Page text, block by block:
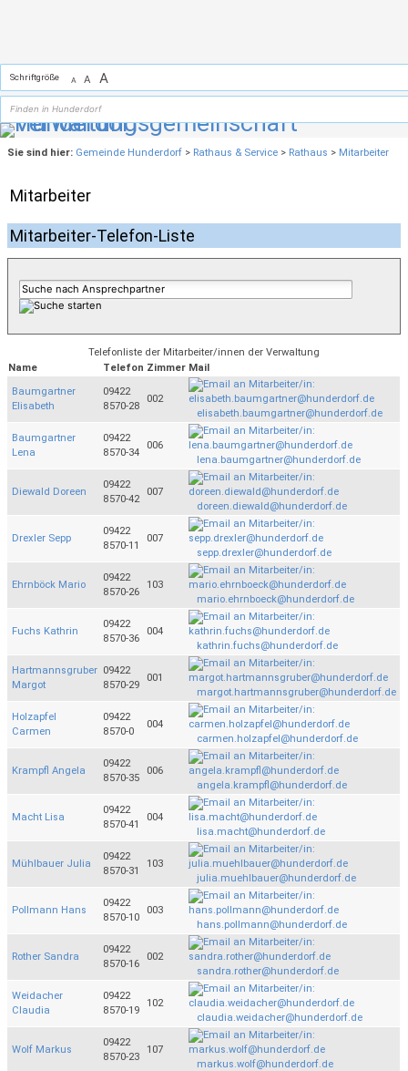
Schriftgröße A A A
Sie sind hier: Gemeinde Hunderdorf > Rathaus & Service > Rathaus > Mitarbeiter
Mitarbeiter
Mitarbeiter-Telefon-Liste
Telefonliste der Mitarbeiter/innen der Verwaltung
Name
Telefon Zimmer Mail
Baumgartner
Elisabeth
09422
8570-28
002
elisabeth.baumgartner@hunderdorf.de
Baumgartner
Lena
09422
8570-34
006
lena.baumgartner@hunderdorf.de
Diewald Doreen
09422
8570-42
007
doreen.diewald@hunderdorf.de
Drexler Sepp
09422
8570-11
007
sepp.drexler@hunderdorf.de
Ehrnböck Mario
09422
8570-26
103
mario.ehrnboeck@hunderdorf.de
Fuchs Kathrin
09422
8570-36
004
kathrin.fuchs@hunderdorf.de
Hartmannsgruber
Margot
09422
8570-29
001
margot.hartmannsgruber@hunderdorf.de
Holzapfel
Carmen
09422
8570-0
004
carmen.holzapfel@hunderdorf.de
Krampfl Angela
09422
8570-35
006
angela.krampfl@hunderdorf.de
Macht Lisa
09422
8570-41
004
lisa.macht@hunderdorf.de
Mühlbauer Julia
09422
8570-31
103
julia.muehlbauer@hunderdorf.de
Pollmann Hans
09422
8570-10
003
hans.pollmann@hunderdorf.de
Rother Sandra
09422
8570-16
002
sandra.rother@hunderdorf.de
Weidacher
Claudia
09422
8570-19
102
claudia.weidacher@hunderdorf.de
Wolf Markus
09422
8570-23
107
markus.wolf@hunderdorf.de